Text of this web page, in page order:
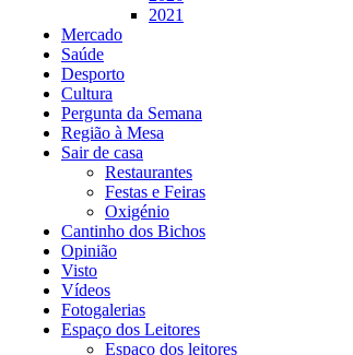
2021
Mercado
Saúde
Desporto
Cultura
Pergunta da Semana
Região à Mesa
Sair de casa
Restaurantes
Festas e Feiras
Oxigénio
Cantinho dos Bichos
Opinião
Visto
Vídeos
Fotogalerias
Espaço dos Leitores
Espaço dos leitores